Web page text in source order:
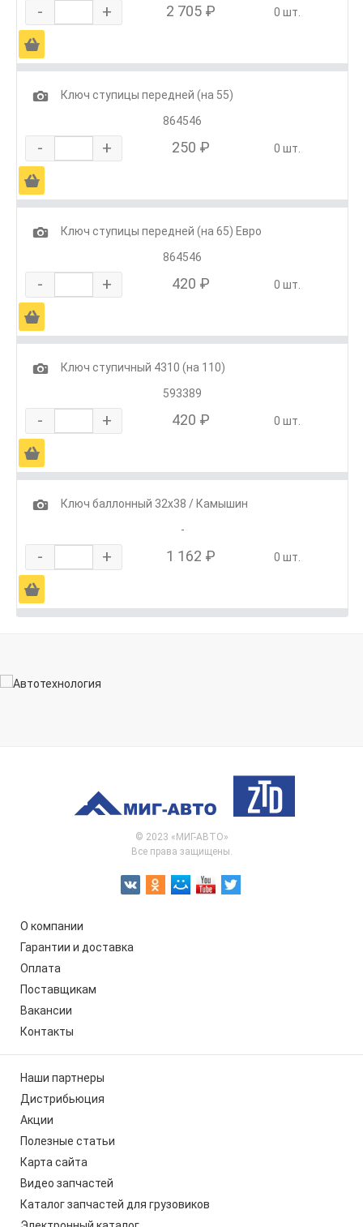
- + 2 705 ₽ 0 шт.
Ä
1
Ключ ступицы передней (на 55)
864546
- + 250 ₽ 0 шт.
Ä
1
Ключ ступицы передней (на 65) Евро
864546
- + 420 ₽ 0 шт.
Ä
1
Ключ ступичный 4310 (на 110)
593389
- + 420 ₽ 0 шт.
Ä
1
Ключ баллонный 32х38 / Камышин
-
- + 1 162 ₽ 0 шт.
Ä
© 2023 «МИГ-АВТО»
Все права защищены.
О компании
Гарантии и доставка
Оплата
Поставщикам
Вакансии
Контакты
Наши партнеры
Дистрибьюция
Акции
Полезные статьи
Карта сайта
Видео запчастей
Каталог запчастей для грузовиков